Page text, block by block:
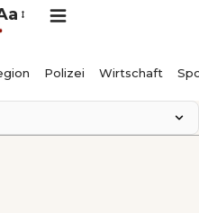
Polizei Wirtschaft